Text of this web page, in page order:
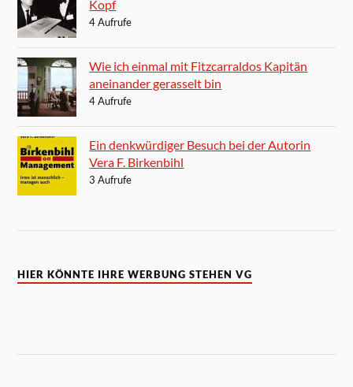
Kopf
4 Aufrufe
Wie ich einmal mit Fitzcarraldos Kapitän
aneinander gerasselt bin
4 Aufrufe
Ein denkwürdiger Besuch bei der Autorin
Vera F. Birkenbihl
3 Aufrufe
HIER KÖNNTE IHRE WERBUNG STEHEN VG